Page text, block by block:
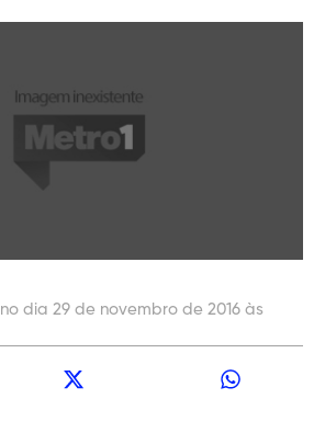
no dia 29 de novembro de 2016 às